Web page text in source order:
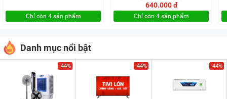
Chỉ còn 4 sản phẩm
640.000 đ
Chỉ còn 4 sản phẩm
Danh mục nổi bật
-44% -44% -44%